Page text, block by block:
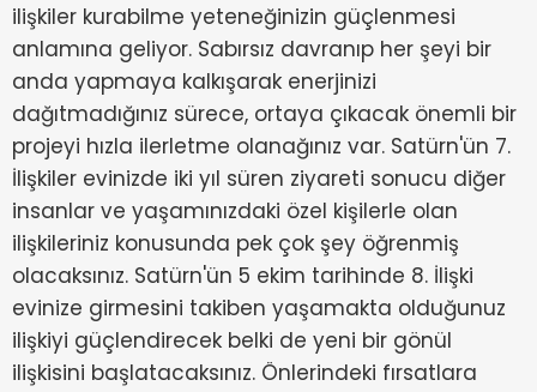
ilişkiler kurabilme yeteneğinizin güçlenmesi
anlamına geliyor. Sabırsız davranıp her şeyi bir
anda yapmaya kalkışarak enerjinizi
dağıtmadığınız sürece, ortaya çıkacak önemli bir
projeyi hızla ilerletme olanağınız var. Satürn'ün 7.
İlişkiler evinizde iki yıl süren ziyareti sonucu diğer
insanlar ve yaşamınızdaki özel kişilerle olan
ilişkileriniz konusunda pek çok şey öğrenmiş
olacaksınız. Satürn'ün 5 ekim tarihinde 8. İlişki
evinize girmesini takiben yaşamakta olduğunuz
ilişkiyi güçlendirecek belki de yeni bir gönül
ilişkisini başlatacaksınız. Önlerindeki fırsatlara